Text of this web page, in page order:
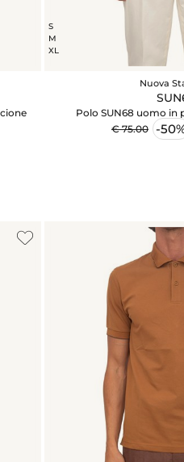
S
M
XL
Nuova
Polo SUN68 uomo in
€ 75.00 -